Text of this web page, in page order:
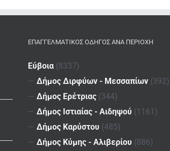
ΕΠΑΓΓΕΛΜΑΤΙΚΌΣ ΟΔΗΓΌΣ ΑΝΆ ΠΕΡΙΟΧΉ
Εύβοια (8337)
— Δήμος Διρφύων - Μεσσαπίων (392)
— Δήμος Ερέτριας (344)
— Δήμος Ιστιαίας - Αιδηψού (1161)
— Δήμος Καρύστου (485)
— Δήμος Κύμης - Αλιβερίου (886)